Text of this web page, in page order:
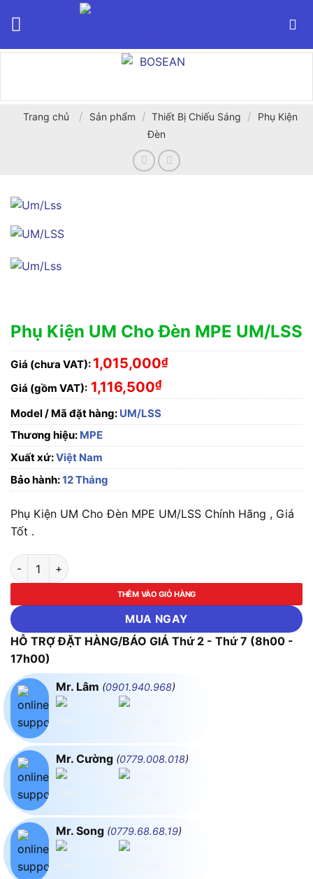
Trang chủ / Sản phẩm / Thiết Bị Chiếu Sáng /
Phụ Kiện
Đèn
Phụ Kiện UM Cho Đèn MPE UM/LSS
Giá (chưa VAT): 1,015,000₫
Giá (gồm VAT): 1,116,500₫
Model / Mã đặt hàng: UM/LSS
Thương hiệu: MPE
Xuất xứ:Việt Nam
Bảo hành:12 Tháng
Phụ Kiện UM Cho Đèn MPE UM/LSS Chính Hãng , Giá
Tốt .
Phụ Kiện UM Cho Đèn MPE UM/LSS số lượng
THÊM VÀO GIỎ HÀNG
MUA NGAY
HỖ TRỢ ĐẶT HÀNG/BÁO GIÁ Thứ 2 - Thứ 7 (8h00 -
17h00)
Mr. Lâm (0901.940.968)
Mr. Cường (0779.008.018)
Mr. Song (0779.68.68.19)